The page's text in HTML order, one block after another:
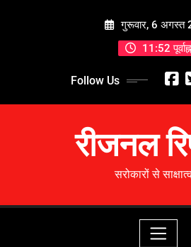
गुरूवार, 6 अगस्त
11:52 पूर्वाह्न
Follow Us
रीजनल
सरोकारों से